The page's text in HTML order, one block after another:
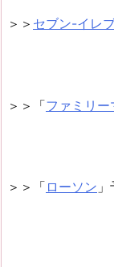
＞＞ セブン-イレ
＞＞「ファミリー
＞＞「 ローソン